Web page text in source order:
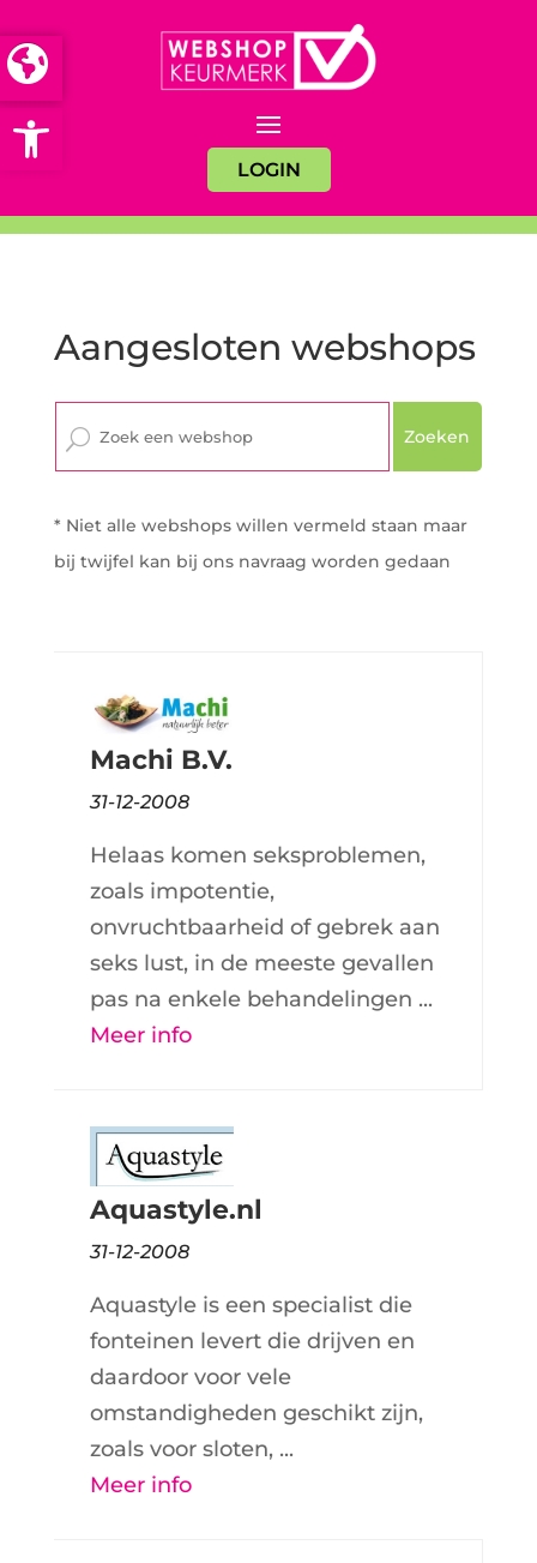
Open toolbar
LOGIN
Aangesloten webshops
Zoeken
* Niet alle webshops willen vermeld staan maar
bij twijfel kan bij ons navraag worden gedaan
Machi B.V.
31-12-2008
Helaas komen seksproblemen,
zoals impotentie,
onvruchtbaarheid of gebrek aan
seks lust, in de meeste gevallen
pas na enkele behandelingen ...
Meer info
Aquastyle.nl
31-12-2008
Aquastyle is een specialist die
fonteinen levert die drijven en
daardoor voor vele
omstandigheden geschikt zijn,
zoals voor sloten, ...
Meer info